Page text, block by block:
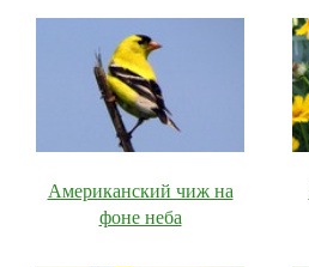
Американский чиж на
фоне неба